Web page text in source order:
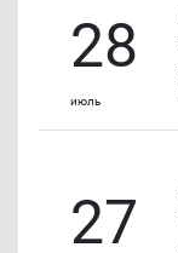
28
июль
27